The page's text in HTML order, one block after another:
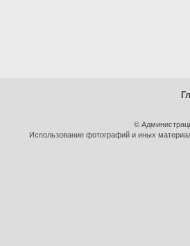
©
Использование фотографий и иных